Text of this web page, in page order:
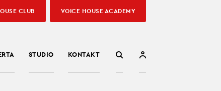
STUDIO KONTAKT
CLUB VOICE HOUSE ACADEMY